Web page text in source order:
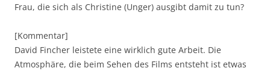
Frau, die sich als Christine (Unger) ausgibt damit zu tun?
[Kommentar]
David Fincher leistete eine wirklich gute Arbeit. Die
Atmosphäre, die beim Sehen des Films entsteht ist etwas